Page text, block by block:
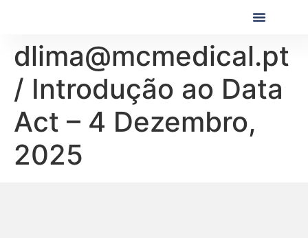
dlima@mcmedical.pt
/ Introdução ao Data
Act – 4 Dezembro,
2025